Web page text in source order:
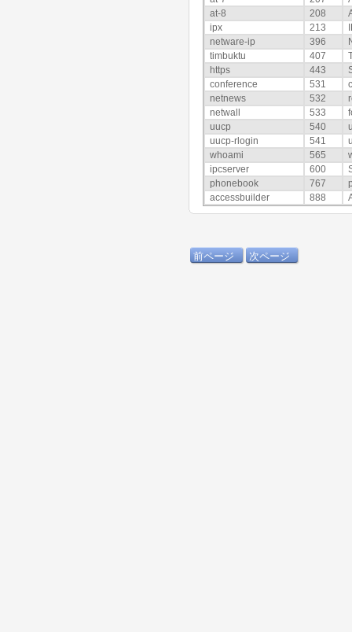
at-8
208
ipx
213
netware-ip
396
timbuktu
407
https
443
conference
531
netnews
532
netwall
533
uucp
540
uucp-rlogin
541
whoami
565
ipcserver
600
phonebook
767
accessbuilder
888
前ページ 次ページ